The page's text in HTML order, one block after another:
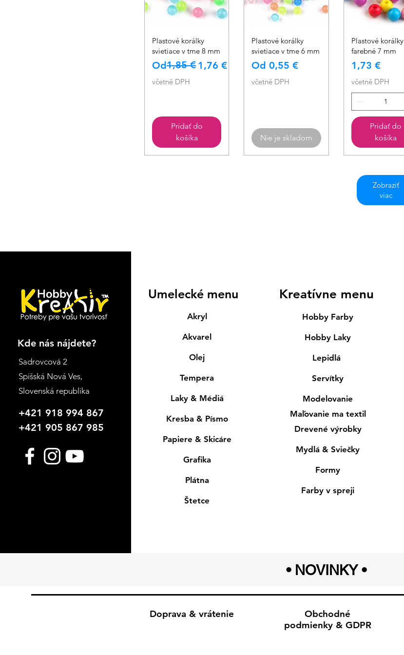
Rychlý náhled
Plastové korálky
svietiace v tme 8 mm
Od
Běžná cena
1,85 € 1,76 €
Zvýhodněná cena
včetně DPH
Pridať do
košíka
Rychlý náhled
Plastové korálky
svietiace v tme 6 mm
Od0,55 €
Zvýhodněná cena
včetně DPH
Nie je skladom
Rychlý náhled
Plastové korálky
farebné 7 mm
Cena
1,73 €
včetně DPH
Pridať do
košíka
Zobraziť
viac
Kde nás nájdete?
Sadrovcová 2
Spišská Nová Ves,
Slovenská republika
+421 918 994 867
+421 905 867 985
Umelecké menu
Akryl
Akvarel
Olej
Tempera
Laky & Médiá
Kresba & Písmo
Papiere & Skicáre
Grafika
Plátna
Štetce
Kreatívne menu
Hobby Farby
Hobby Laky
Lepidlá
Servítky
Modelovanie
Maľovanie ma textil
Drevené výrobky
Mydlá & Sviečky
Formy
Farby v spreji
• NOVINKY •
Doprava & vrátenie
Obchodné
podmienky & GDPR